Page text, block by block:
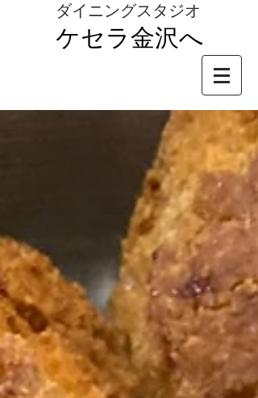
ダイニングスタジオ
ケセラ金沢へ